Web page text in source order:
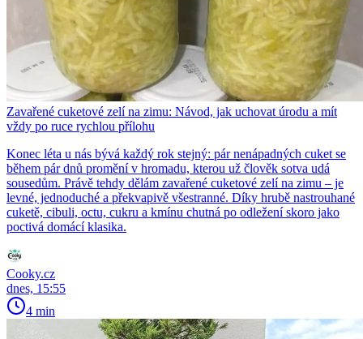
Zavařené cuketové zelí na zimu: Návod, jak uchovat úrodu a mít
vždy po ruce rychlou přílohu
Konec léta u nás bývá každý rok stejný: pár nenápadných cuket se
během pár dnů promění v hromadu, kterou už člověk sotva udá
sousedům. Právě tehdy dělám zavařené cuketové zelí na zimu – je
levné, jednoduché a překvapivě všestranné. Díky hrubě nastrouhané
cuketě, cibuli, octu, cukru a kmínu chutná po odležení skoro jako
poctivá domácí klasika.
Cooky.cz
dnes, 15:55
4 min